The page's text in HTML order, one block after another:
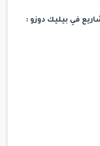
في بيليك دوزو :